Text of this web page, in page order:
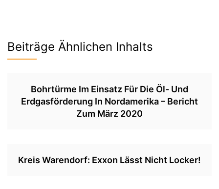
Beiträge Ähnlichen Inhalts
Bohrtürme Im Einsatz Für Die Öl- Und
Erdgasförderung In Nordamerika – Bericht
Zum März 2020
Kreis Warendorf: Exxon Lässt Nicht Locker!